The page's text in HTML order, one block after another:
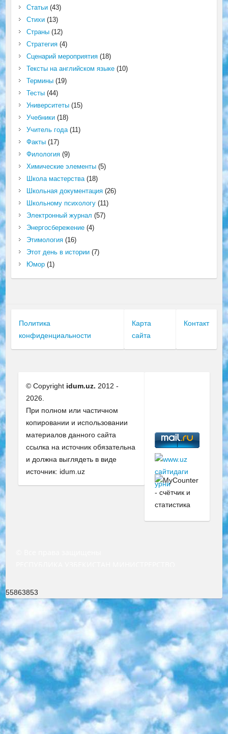
Статьи(43)
Стихи(13)
Страны(12)
Стратегия(4)
Сценарий мероприятия(18)
Тексты на английском языке(10)
Термины(19)
Тесты(44)
Университеты(15)
Учебники(18)
Учитель года(11)
Факты(17)
Филология(9)
Химические элементы(5)
Школа мастерства(18)
Школьная документация(26)
Школьному психологу(11)
Электронный журнал (57)
Энергосбережение(4)
Этимология(16)
Этот день в истории(7)
Юмор(1)
Политика
конфиденциальности
Карта
сайта
Контакт
© Copyright idum.uz. 2012 -
2026.
При полном или частичном
копировании и использовании
материалов данного сайта
ссылка на источник обязательна
и должна выглядеть в виде
источник: idum.uz
55863853